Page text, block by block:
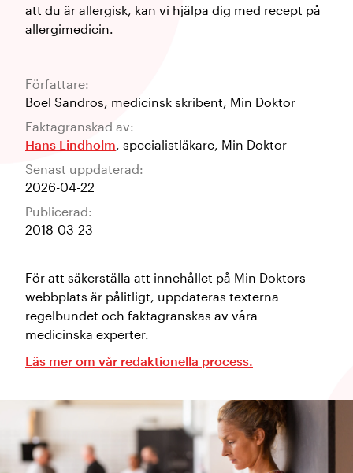
att du är allergisk, kan vi hjälpa dig med recept på
allergimedicin.
Författare:
Boel Sandros, medicinsk skribent, Min Doktor
Faktagranskad av:
Hans Lindholm, specialistläkare, Min Doktor
Senast uppdaterad:
2026-04-22
Publicerad:
2018-03-23
För att säkerställa att innehållet på Min Doktors
webbplats är pålitligt, uppdateras texterna
regelbundet och faktagranskas av våra
medicinska experter.
Läs mer om vår redaktionella process.